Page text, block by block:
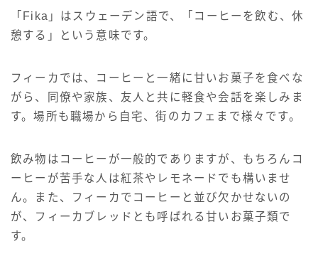
「Fika」はスウェーデン語で、「コーヒーを飲む、休
憩する」という意味です。
フィーカでは、コーヒーと一緒に甘いお菓子を食べな
がら、同僚や家族、友人と共に軽食や会話を楽しみま
す。場所も職場から自宅、街のカフェまで様々です。
飲み物はコーヒーが一般的でありますが、もちろんコ
ーヒーが苦手な人は紅茶やレモネードでも構いませ
ん。また、フィーカでコーヒーと並び欠かせないの
が、フィーカブレッドとも呼ばれる甘いお菓子類で
す。